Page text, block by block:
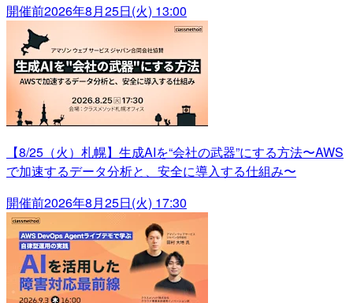
開催前2026年8月25日(火) 13:00
【8/25（火）札幌】生成AIを“会社の武器”にする方法〜AWS
で加速するデータ分析と、安全に導入する仕組み〜
開催前2026年8月25日(火) 17:30